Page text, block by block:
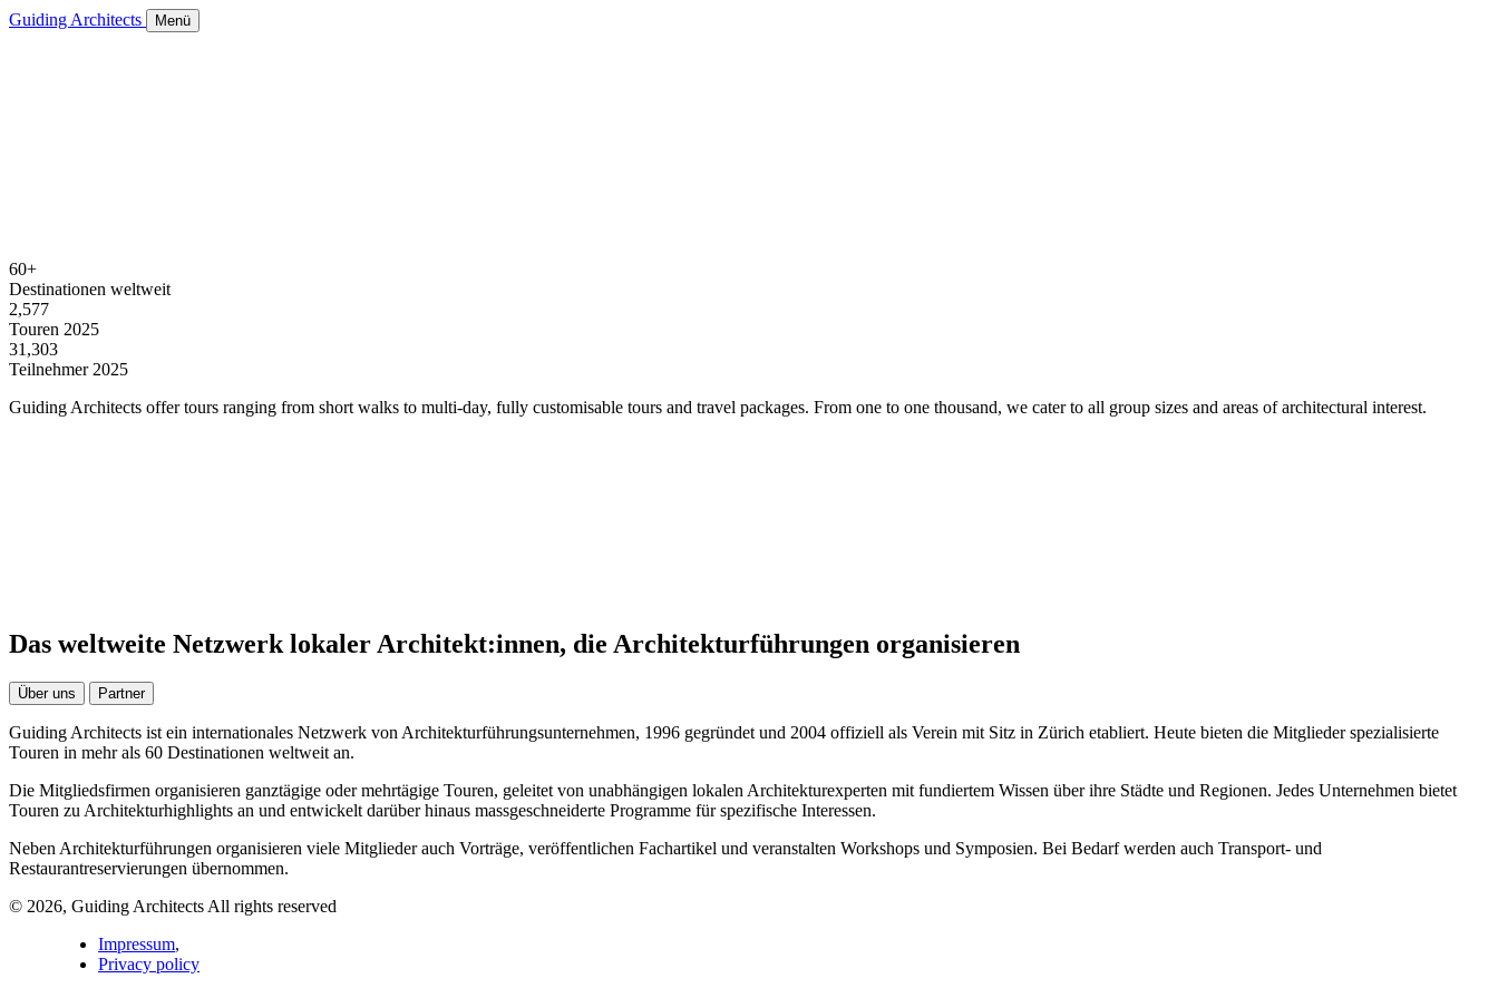
Guiding Architects Menü
60+
Destinationen weltweit
2,577
Touren 2025
31,303
Teilnehmer 2025
Guiding Architects offer tours ranging from short walks to multi-day, fully customisable tours and travel packages. From one to one thousand, we cater to all group sizes and areas of architectural interest.
Das weltweite Netzwerk lokaler Architekt:innen, die Architekturführungen organisieren
Über uns Partner
Guiding Architects ist ein internationales Netzwerk von Architekturführungsunternehmen, 1996 gegründet und 2004 offiziell als Verein mit Sitz in Zürich etabliert. Heute bieten die Mitglieder spezialisierte
Touren in mehr als 60 Destinationen weltweit an.
Die Mitgliedsfirmen organisieren ganztägige oder mehrtägige Touren, geleitet von unabhängigen lokalen Architekturexperten mit fundiertem Wissen über ihre Städte und Regionen. Jedes Unternehmen bietet
Touren zu Architekturhighlights an und entwickelt darüber hinaus massgeschneiderte Programme für spezifische Interessen.
Neben Architekturführungen organisieren viele Mitglieder auch Vorträge, veröffentlichen Fachartikel und veranstalten Workshops und Symposien. Bei Bedarf werden auch Transport- und
Restaurantreservierungen übernommen.
© 2026, Guiding Architects All rights reserved
Impressum,
Privacy policy